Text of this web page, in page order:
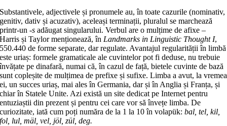
Substantivele, adjectivele și pronumele au, în toate cazurile (nominativ,
genitiv, dativ și acuzativ), aceleași terminații, pluralul se marchează
printr-un-s adăugat singularului. Verbul are o mulțime de afixe –
Harris și Taylor menționează, înLandmarks in Linguistic Thought I,
550.440 de forme separate, dar regulate. Avantajul regularității în limbă
este uriaș: formele gramaticale ale cuvintelor pot fi deduse, nu trebuie
învățate pe dinafară, numai că, în cazul de față, bietele cuvinte de bază
sunt copleșite de mulțimea de prefixe și sufixe. Limba a avut, la vremea
ei, un succes uriaș, mai ales în Germania, dar și în Anglia și Franța, și
chiar în Statele Unite. Azi există un site dedicat pe Internet pentru
entuziaștii din prezent și pentru cei care vor să învețe limba. De
curiozitate, iată cum poți număra de la 1 la 10 în volapük:bal, tel, kil,
fol, lul, mäl, vel, jöl, zül, deg.